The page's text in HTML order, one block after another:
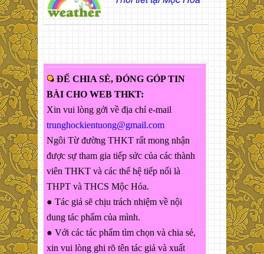
ĐỂ CHIA SẺ, ĐÓNG GÓP TIN
BÀI CHO WEB THKT:
Xin vui lòng gởi về địa chỉ e-mail
trunghockientuong@gmail.com
Ngôi Từ đường THKT rất mong nhận
được sự tham gia tiếp sức của các thành
viên THKT và các thế hệ tiếp nối là
THPT và THCS Mộc Hóa.
● Tác giả sẽ chịu trách nhiệm về nội
dung tác phẩm của mình.
● Với các tác phẩm tìm chọn và chia sẻ,
xin vui lòng ghi rõ tên tác giả và xuất